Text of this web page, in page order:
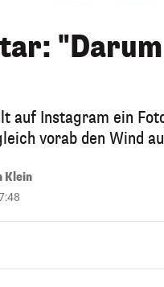
auf Instagram ein
vorab den Wind
Klein